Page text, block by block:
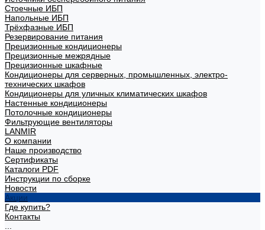
Стоечные ИБП
Напольные ИБП
Трёхфазные ИБП
Резервирование питания
Прецизионные кондиционеры
Прецизионные межрядные
Прецизионные шкафные
Кондиционеры для серверных, промышленных, электро-
технических шкафов
Кондиционеры для уличных климатических шкафов
Настенные кондиционеры
Потолочные кондиционеры
Фильтрующие вентиляторы
LANMIR
О компании
Наше производство
Сертификаты
Каталоги PDF
Инструкции по сборке
Новости
Акции
Где купить?
Контакты